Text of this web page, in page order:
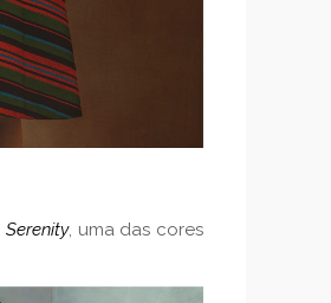
Serenity, uma das cores